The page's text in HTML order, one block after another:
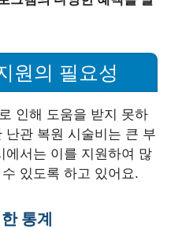
원의 필요성
인해 도움을 받지 못하
난관 복원 시술비는 큰 부
에서는 이를 지원하여 많
있도록 하고 있어요.
통계